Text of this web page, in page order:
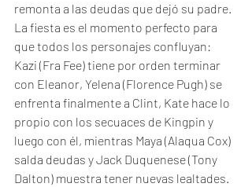
remonta a las deudas que dejó su padre.
La fiesta es el momento perfecto para
que todos los personajes confluyan:
Kazi (Fra Fee) tiene por orden terminar
con Eleanor, Yelena (Florence Pugh) se
enfrenta finalmente a Clint, Kate hace lo
propio con los secuaces de Kingpin y
luego con él, mientras Maya (Alaqua Cox)
salda deudas y Jack Duquenese (Tony
Dalton) muestra tener nuevas lealtades.